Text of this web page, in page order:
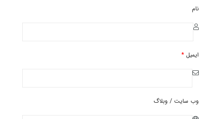
نام
ایمیل *
وب سایت / وبلاگ